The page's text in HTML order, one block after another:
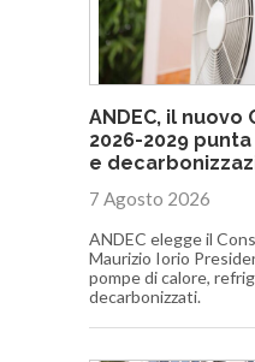
ANDEC, il
2026-2029
e
7 Agosto 2026
ANDEC elegge il
Maurizio Iorio
pompe di calore,
decarbonizzati.